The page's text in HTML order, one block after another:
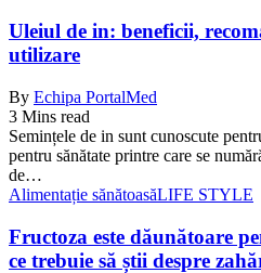
Uleiul de in: beneficii,
utilizare
By Echipa PortalMed
3 Mins read
Semințele de in sunt cunoscute
pentru sănătate printre care se
de…
Alimentație sănătoasăLIFE STYLE
Fructoza este dăunătoare
ce trebuie să știi despre